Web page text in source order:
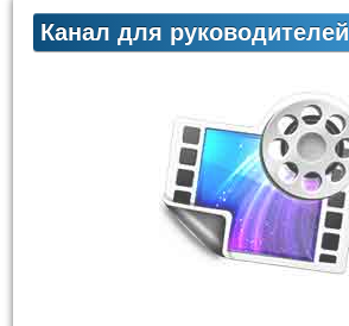
Канал для руководителей